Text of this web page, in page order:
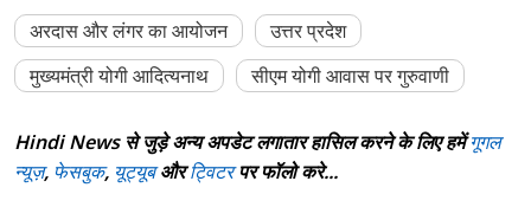
अरदास और लंगर का आयोजन
उत्तर प्रदेश
मुख्यमंत्री योगी आदित्यनाथ
सीएम योगी आवास पर गुरुवाणी
Hindi News से जुड़े अन्य अपडेट लगातार हासिल करने के लिए हमेंगूगल
न्यूज़, फेसबुक, यूट्यूबऔरट्विटरपर फॉलो करे...